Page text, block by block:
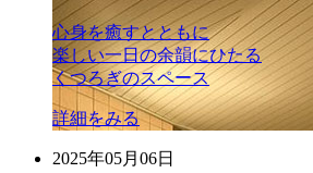
心身を癒すとともに
楽しい一日の余韻にひたる
くつろぎのスペース
詳細をみる
2025年05月06日